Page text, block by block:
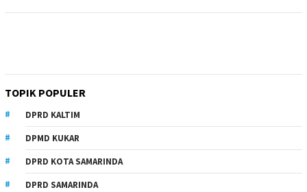
TOPIK POPULER
DPRD KALTIM
DPMD KUKAR
DPRD KOTA SAMARINDA
DPRD SAMARINDA